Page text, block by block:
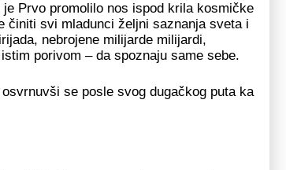
Prvo promolilo nos ispod krila kosmičke
činiti svi mladunci željni saznanja sveta i
nebrojene milijarde milijardi,
porivom – da spoznaju same sebe.
se posle svog dugačkog puta ka